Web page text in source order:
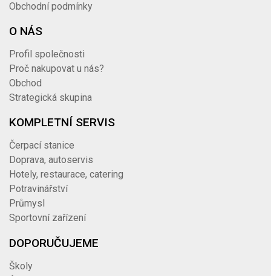
Obchodní podmínky
O NÁS
Profil společnosti
Proč nakupovat u nás?
Obchod
Strategická skupina
KOMPLETNÍ SERVIS
Čerpací stanice
Doprava, autoservis
Hotely, restaurace, catering
Potravinářství
Průmysl
Sportovní zařízení
DOPORUČUJEME
Školy